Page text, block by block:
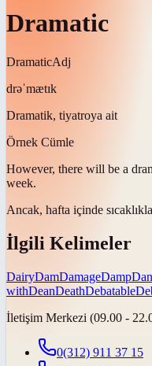
Dramatic
DramaticAdj
drəˈmætɪk
Dramatik, tiyatroya ait
Örnek Cümle
However, there will be a
week.
Ancak, hafta içinde
İlgili Kelimeler
DairyDamDamageDamp
withDeanDeathDebatable
İletişim Merkezi (09.00 -
0(312) 911 37 15